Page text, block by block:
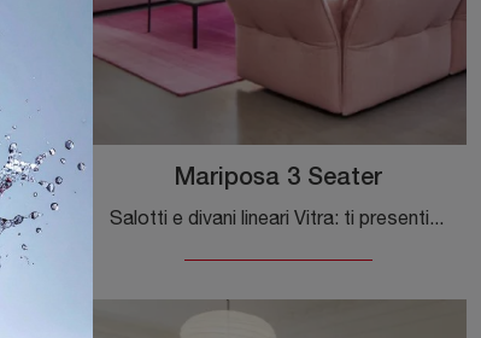
Se desideri divani per salotti moderni, clicca e leggi di più sul modello Suita 3 Seater Classic in tessuto della marca Vitra.
Mariposa 3 Seater
Salotti e divani lineari Vitra: ti presentiamo il modello Mariposa 3 Seater in tessuto per completare il living.